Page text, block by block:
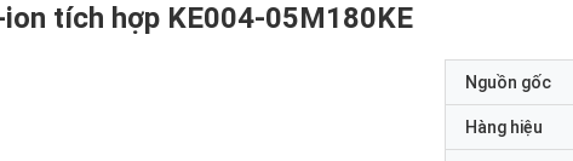
tích hợp KE004-05M180KE
Nguồn gốc
Hàng hiệu